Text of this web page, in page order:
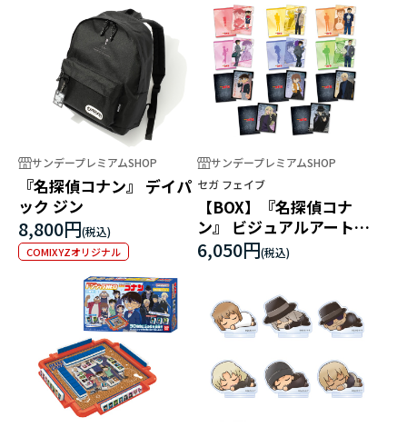
サンデープレミアムSHOP
『名探偵コナン』 デイパ
ック ジン
8,800円
COMIXYZオリジナル
サンデープレミアムSHOP
セガ フェイブ
【BOX】『名探偵コナ
ン』 ビジュアルアートク
リアファイル Vol.3
6,050円